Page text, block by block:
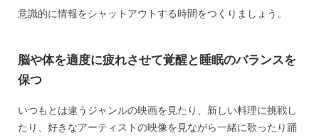
意識的に情報をシャットアウトする時間をつくりましょう。
脳や体を適度に疲れさせて覚醒と睡眠のバランスを
保つ
いつもとは違うジャンルの映画を見たり、新しい料理に挑戦し
たり、好きなアーティストの映像を見ながら一緒に歌ったり踊